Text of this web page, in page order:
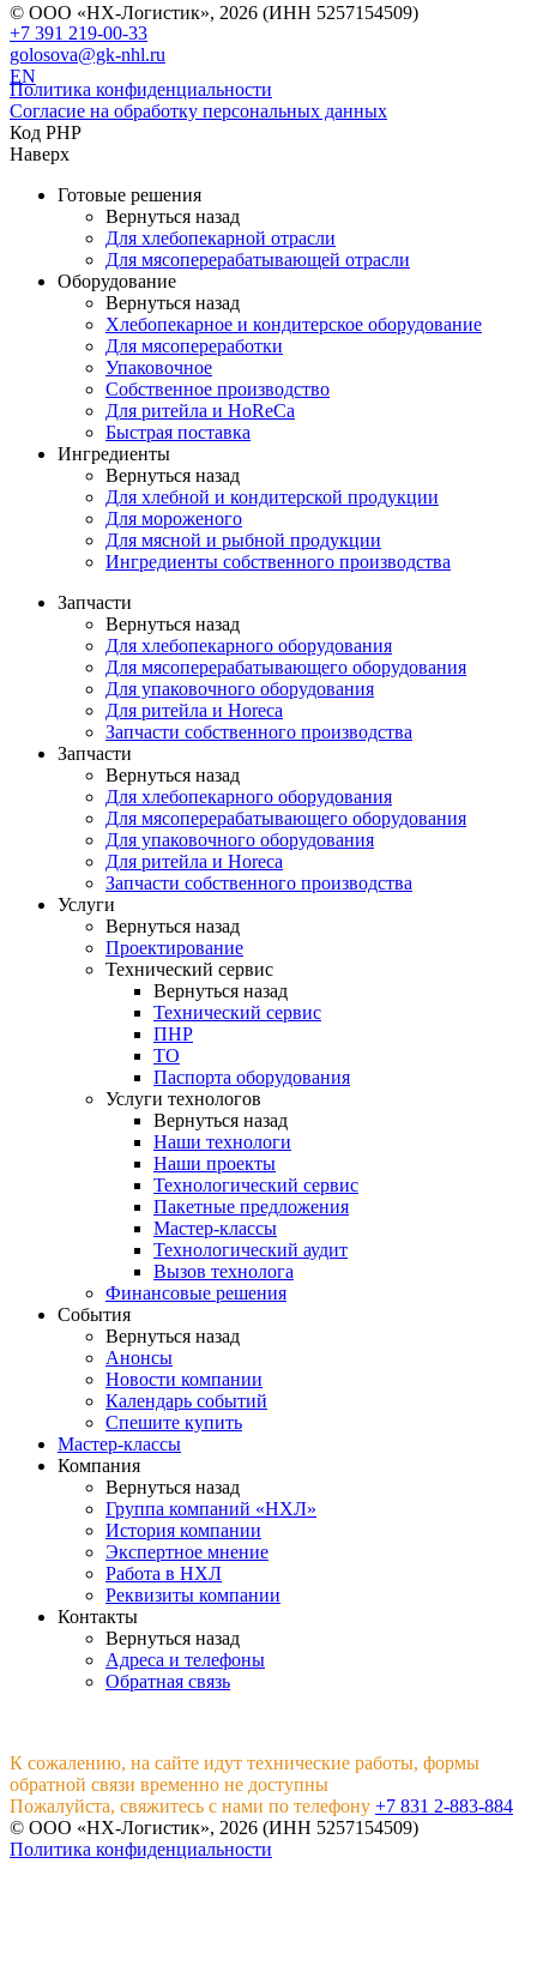
© ООО «НХ-Логистик», 2026 (ИНН 5257154509)
+7 391 219-00-33
golosova@gk-nhl.ru
EN
Политика конфиденциальности
Согласие на обработку персональных данных
Код PHP
Наверх
Готовые решения
Вернуться назад
Для хлебопекарной отрасли
Для мясоперерабатывающей отрасли
Оборудование
Вернуться назад
Хлебопекарное и кондитерское оборудование
Для мясопереработки
Упаковочное
Собственное производство
Для ритейла и HoReCa
Быстрая поставка
Ингредиенты
Вернуться назад
Для хлебной и кондитерской продукции
Для мороженого
Для мясной и рыбной продукции
Ингредиенты собственного производства
Запчасти
Вернуться назад
Для хлебопекарного оборудования
Для мясоперерабатывающего оборудования
Для упаковочного оборудования
Для ритейла и Horeca
Запчасти собственного производства
Запчасти
Вернуться назад
Для хлебопекарного оборудования
Для мясоперерабатывающего оборудования
Для упаковочного оборудования
Для ритейла и Horeca
Запчасти собственного производства
Услуги
Вернуться назад
Проектирование
Технический сервис
Вернуться назад
Технический сервис
ПНР
ТО
Паспорта оборудования
Услуги технологов
Вернуться назад
Наши технологи
Наши проекты
Технологический сервис
Пакетные предложения
Мастер-классы
Технологический аудит
Вызов технолога
Финансовые решения
События
Вернуться назад
Анонсы
Новости компании
Календарь событий
Спешите купить
Мастер-классы
Компания
Вернуться назад
Группа компаний «НХЛ»
История компании
Экспертное мнение
Работа в НХЛ
Реквизиты компании
Контакты
Вернуться назад
Адреса и телефоны
Обратная связь
К сожалению, на сайте идут технические работы, формы
обратной связи временно не доступны
Пожалуйста, свяжитесь с нами по телефону +7 831 2-883-884
© ООО «НХ-Логистик», 2026 (ИНН 5257154509)
Политика конфиденциальности